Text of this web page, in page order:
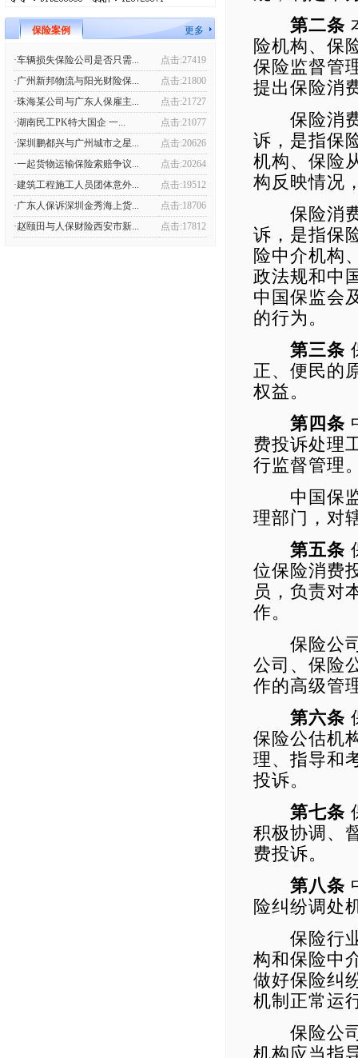
保险案例 更多
·车辆损失保险公司是否只需...
点击:27419
·广州新邦物流与阳光财险保...
点击:21800
·珠海某公司与广东人保雇主...
点击:21727
·湖南民工PK特大国企 一...
点击:21077
·深圳鹏都兴与广州城市之星...
点击:20626
·一起货物运输保险索赔争议...
点击:20264
·建筑工程施工人员团体意外...
点击:19512
·广东人保诉深圳金秀海上货...
点击:18706
·赵颐田与人保财险西安市新...
点击:17812
第二条
险机构、保
保险监督管
提出保险消
保险消费
诉，是指保
机构、保险
构反映情况
保险消费
诉，是指保
险中介机构
政法规和中
中国保监会
的行为。
第三条
正、便民的
权益。
第四条
费投诉处理
行监督管理
中国保监
理部门，对
第五条
位保险消费
员，负责对
作。
保险公司
公司、保险
作的高级管
第六条
保险公估机
理、指导和
投诉。
第七条
积极协调、
费投诉。
第八条
险纠纷调处
保险行业
构和保险中
做好保险纠
机制正常运
保险公司
机构应当指